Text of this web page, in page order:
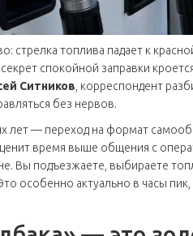
стрелка топлива падает к
спокойной заправки
Ситников , корреспондент
без нервов.
лет — переход на формат
ценит время выше общения с
Вы подъезжаете, выбираете
особенно актуально в часы